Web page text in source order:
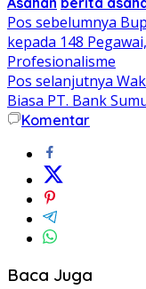
Navigasi
pos
Pos sebelumnya
kepada 148
Profesionalisme
Pos selanjutnya
Biasa PT. Bank
Komentar
Baca Juga